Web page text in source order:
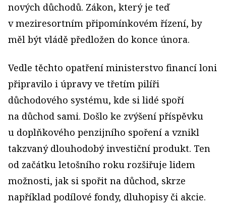
nových důchodů. Zákon, který je teď
v meziresortním připomínkovém řízení, by
měl být vládě předložen do konce února.
Vedle těchto opatření ministerstvo financí loni
připravilo i úpravy ve třetím pilíři
důchodového systému, kde si lidé spoří
na důchod sami. Došlo ke zvýšení příspěvku
u doplňkového penzijního spoření a vznikl
takzvaný dlouhodobý investiční produkt. Ten
od začátku letošního roku rozšiřuje lidem
možnosti, jak si spořit na důchod, skrze
například podílové fondy, dluhopisy či akcie.